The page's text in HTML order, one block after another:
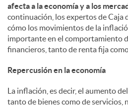
afecta a la economía y a los
continuación, los expertos de Caja
cómo los movimientos de la
importante en el comportamiento
financieros, tanto de renta fija
Repercusión en la economía
La inflación, es decir, el aumento
tanto de bienes como de servicios,